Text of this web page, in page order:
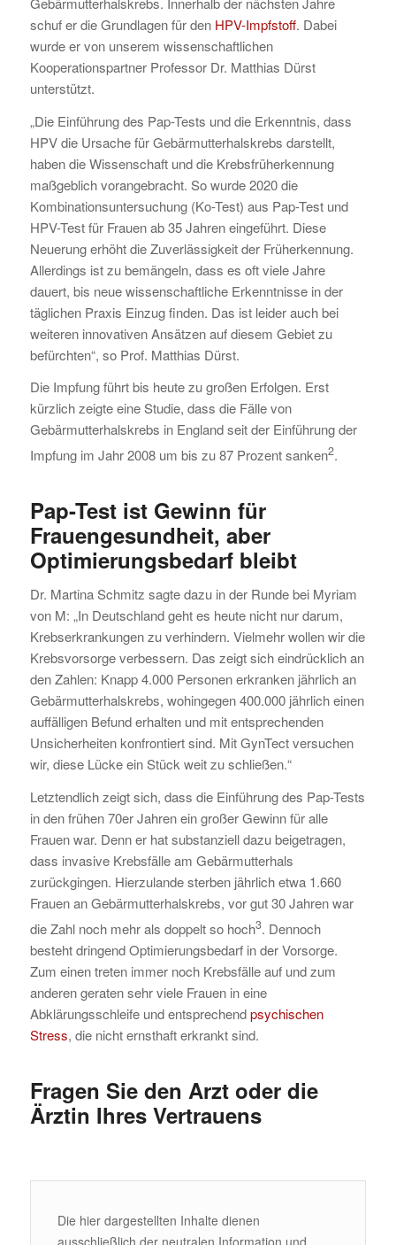
schuf er die Grundlagen für den HPV-Impfstoff. Dabei
wurde er von unserem wissenschaftlichen
Kooperationspartner Professor Dr. Matthias Dürst
unterstützt.
„Die Einführung des Pap-Tests und die Erkenntnis, dass
HPV die Ursache für Gebärmutterhalskrebs darstellt,
haben die Wissenschaft und die Krebsfrüherkennung
maßgeblich vorangebracht. So wurde 2020 die
Kombinationsuntersuchung (Ko-Test) aus Pap-Test und
HPV-Test für Frauen ab 35 Jahren eingeführt. Diese
Neuerung erhöht die Zuverlässigkeit der Früherkennung.
Allerdings ist zu bemängeln, dass es oft viele Jahre
dauert, bis neue wissenschaftliche Erkenntnisse in der
täglichen Praxis Einzug finden. Das ist leider auch bei
weiteren innovativen Ansätzen auf diesem Gebiet zu
befürchten“, so Prof. Matthias Dürst.
Die Impfung führt bis heute zu großen Erfolgen. Erst
kürzlich zeigte eine Studie, dass die Fälle von
Gebärmutterhalskrebs in England seit der Einführung der
Impfung im Jahr 2008 um bis zu 87 Prozent sanken2.
Pap-Test ist Gewinn für
Frauengesundheit, aber
Optimierungsbedarf bleibt
Dr. Martina Schmitz sagte dazu in der Runde bei Myriam
von M: „In Deutschland geht es heute nicht nur darum,
Krebserkrankungen zu verhindern. Vielmehr wollen wir die
Krebsvorsorge verbessern. Das zeigt sich eindrücklich an
den Zahlen: Knapp 4.000 Personen erkranken jährlich an
Gebärmutterhalskrebs, wohingegen 400.000 jährlich einen
auffälligen Befund erhalten und mit entsprechenden
Unsicherheiten konfrontiert sind. Mit GynTect versuchen
wir, diese Lücke ein Stück weit zu schließen.“
Letztendlich zeigt sich, dass die Einführung des Pap-Tests
in den frühen 70er Jahren ein großer Gewinn für alle
Frauen war. Denn er hat substanziell dazu beigetragen,
dass invasive Krebsfälle am Gebärmutterhals
zurückgingen. Hierzulande sterben jährlich etwa 1.660
Frauen an Gebärmutterhalskrebs, vor gut 30 Jahren war
die Zahl noch mehr als doppelt so hoch3. Dennoch
besteht dringend Optimierungsbedarf in der Vorsorge.
Zum einen treten immer noch Krebsfälle auf und zum
anderen geraten sehr viele Frauen in eine
Abklärungsschleife und entsprechendpsychischen
Stress, die nicht ernsthaft erkrankt sind.
Fragen Sie den Arzt oder die
Ärztin Ihres Vertrauens
Die hier dargestellten Inhalte dienen
ausschließlich der neutralen Information und